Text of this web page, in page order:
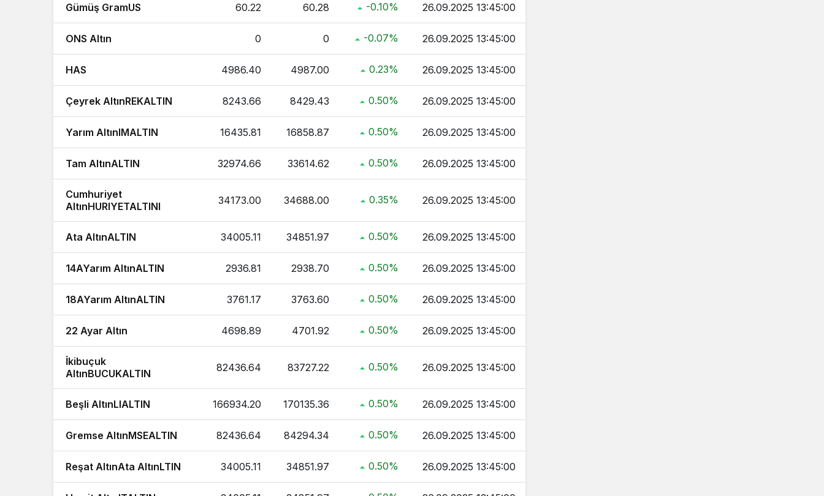
1 Cumhuriyet Altın Ne Kadar 1 Gram Altın Kaç TL ?
Gümüş GramUS 60.22 60.28 -0.10% 26.09.2025 13:45:00
ONS Altın 0 0 -0.07% 26.09.2025 13:45:00
HAS 4986.40 4987.00 0.23% 26.09.2025 13:45:00
Çeyrek AltınREKALTIN 8243.66 8429.43 0.50% 26.09.2025 13:45:00
Yarım AltınIMALTIN 16435.81 16858.87 0.50% 26.09.2025 13:45:00
Tam AltınALTIN 32974.66 33614.62 0.50% 26.09.2025 13:45:00
Cumhuriyet
AltınHURIYETALTINI
34173.00 34688.00 0.35% 26.09.2025 13:45:00
Ata AltınALTIN 34005.11 34851.97 0.50% 26.09.2025 13:45:00
14AYarım AltınALTIN 2936.81 2938.70 0.50% 26.09.2025 13:45:00
18AYarım AltınALTIN 3761.17 3763.60 0.50% 26.09.2025 13:45:00
22 Ayar Altın 4698.89 4701.92 0.50% 26.09.2025 13:45:00
İkibuçuk
AltınBUCUKALTIN
82436.64 83727.22 0.50% 26.09.2025 13:45:00
Beşli AltınLIALTIN 166934.20 170135.36 0.50% 26.09.2025 13:45:00
Gremse AltınMSEALTIN 82436.64 84294.34 0.50% 26.09.2025 13:45:00
Reşat AltınAta AltınLTIN 34005.11 34851.97 0.50% 26.09.2025 13:45:00